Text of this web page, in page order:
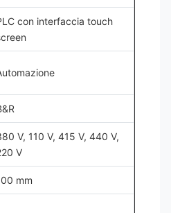
con interfaccia touch
V, 110 V, 415 V, 440 V,
V
mm